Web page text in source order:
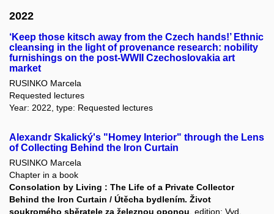
2022
‘Keep those kitsch away from the Czech hands!’ Ethnic
cleansing in the light of provenance research: nobility
furnishings on the post-WWII Czechoslovakia art
market
RUSINKO Marcela
Requested lectures
Year: 2022, type: Requested lectures
Alexandr Skalický's "Homey Interior" through the Lens
of Collecting Behind the Iron Curtain
RUSINKO Marcela
Chapter in a book
Consolation by Living : The Life of a Private Collector
Behind the Iron Curtain / Útěcha bydlením. Život
soukromého sběratele za železnou oponou, edition: Vyd.